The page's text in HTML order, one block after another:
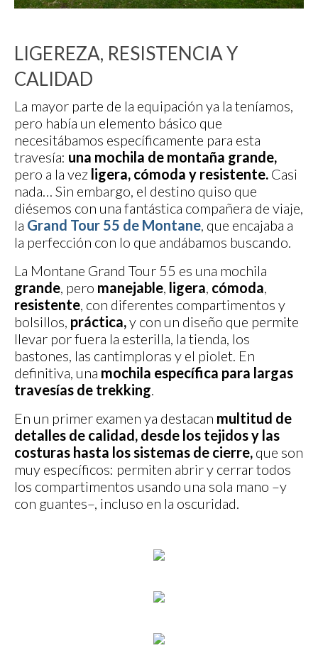
LIGEREZA, RESISTENCIA Y
CALIDAD
La mayor parte de la equipación ya la teníamos,
pero había un elemento básico que
necesitábamos específicamente para esta
travesía: una mochila de montaña grande,
pero a la vez ligera, cómoda y resistente. Casi
nada… Sin embargo, el destino quiso que
diésemos con una fantástica compañera de viaje,
la Grand Tour 55 de Montane, que encajaba a
la perfección con lo que andábamos buscando.
La Montane Grand Tour 55 es una mochila
grande, pero manejable, ligera, cómoda,
resistente, con diferentes compartimentos y
bolsillos, práctica,y con un diseño que permite
llevar por fuera la esterilla, la tienda, los
bastones, las cantimploras y el piolet. En
definitiva, una mochila específica para largas
travesías de trekking.
En un primer examen ya destacan multitud de
detalles de calidad, desde los tejidos y las
costuras hasta los sistemas de cierre, que son
muy específicos: permiten abrir y cerrar todos
los compartimentos usando una sola mano –y
con guantes–, incluso en la oscuridad.